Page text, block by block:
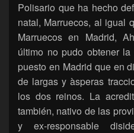
Polisario que ha hecho
natal, Marruecos, al igual
Marruecos en Madrid,
último no pudo obtener
puesto en Madrid que en
de largas y àsperas
los dos reinos. La
también, nativo de las
y ex-responsable